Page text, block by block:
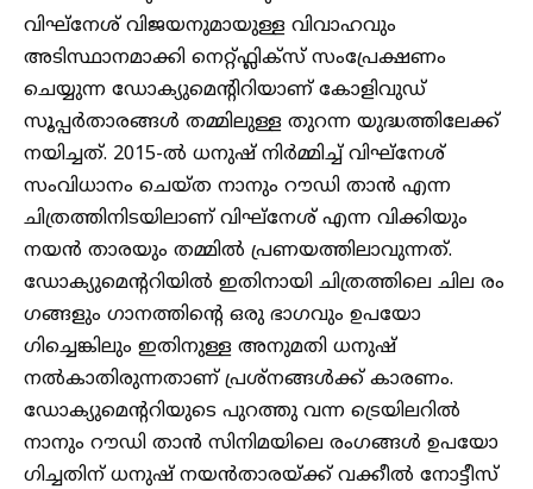
വിഘ്നേശ് വിജയനുമായുള്ള വിവാഹവും
അടിസ്ഥാനമാക്കി നെറ്റ്ഫ്ലിക്സ് സംപ്രേക്ഷണം
ചെയ്യുന്ന ഡോക്യുമെൻ്റിറിയാണ് കോളിവുഡ്
സൂപ്പ‍ർതാരങ്ങൾ തമ്മിലുള്ള തുറന്ന യുദ്ധത്തിലേക്ക്
നയിച്ചത്. 2015-ൽ ധനുഷ് നിർമ്മിച്ച് വിഘ്നേശ്
സംവിധാനം ചെയ്ത നാനും റൗഡി താൻ എന്ന
ചിത്രത്തിനിടയിലാണ് വി​​ഘ്നേശ് എന്ന വിക്കിയും
നയൻ താരയും തമ്മിൽ പ്രണയത്തിലാവുന്നത്.
ഡോക്യുമെൻ്ററിയിൽ ഇതിനായി ചിത്രത്തിലെ ചില രം​
ഗങ്ങളും ​ഗാനത്തിൻ്റെ ഒരു ഭാ​ഗവും ഉപയോ​
ഗിച്ചെങ്കിലും ഇതിനുള്ള അനുമതി ധനുഷ്
നൽകാതിരുന്നതാണ് പ്രശ്നങ്ങൾക്ക് കാരണം.
ഡോക്യുമെൻ്ററിയുടെ പുറത്തു വന്ന ട്രെയിലറിൽ
നാനും റൗഡി താൻ സിനിമയിലെ രം​ഗങ്ങൾ ഉപയോ​
ഗിച്ചതിന് ധനുഷ് നയൻതാരയ്ക്ക് വക്കീൽ നോട്ടീസ്